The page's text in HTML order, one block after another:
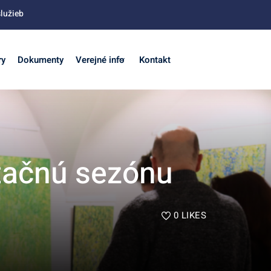
Dokumenty Verejné info Kontakt
sezónu
0 LIKES